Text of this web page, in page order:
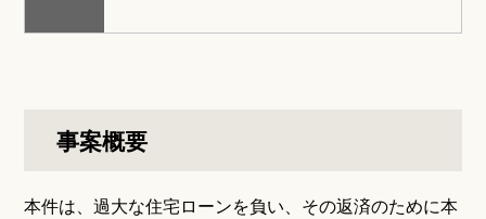
事案概要
本件は、過大な住宅ローンを負い、その返済のために本